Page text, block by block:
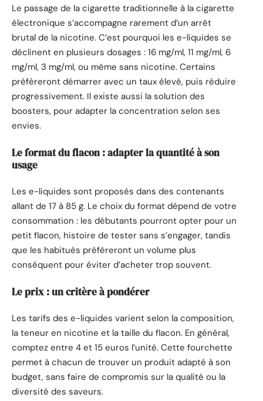
Le passage de la cigarette traditionnelle à la cigarette
électronique s’accompagne rarement d’un arrêt
brutal de la nicotine. C’est pourquoi les e-liquides se
déclinent en plusieurs dosages : 16 mg/ml, 11 mg/ml, 6
mg/ml, 3 mg/ml, ou même sans nicotine. Certains
préfèreront démarrer avec un taux élevé, puis réduire
progressivement. Il existe aussi la solution des
boosters, pour adapter la concentration selon ses
envies.
Le format du flacon : adapter la quantité à son
usage
Les e-liquides sont proposés dans des contenants
allant de 17 à 85 g. Le choix du format dépend de votre
consommation : les débutants pourront opter pour un
petit flacon, histoire de tester sans s’engager, tandis
que les habitués préféreront un volume plus
conséquent pour éviter d’acheter trop souvent.
Le prix : un critère à pondérer
Les tarifs des e-liquides varient selon la composition,
la teneur en nicotine et la taille du flacon. En général,
comptez entre 4 et 15 euros l’unité. Cette fourchette
permet à chacun de trouver un produit adapté à son
budget, sans faire de compromis sur la qualité ou la
diversité des saveurs.